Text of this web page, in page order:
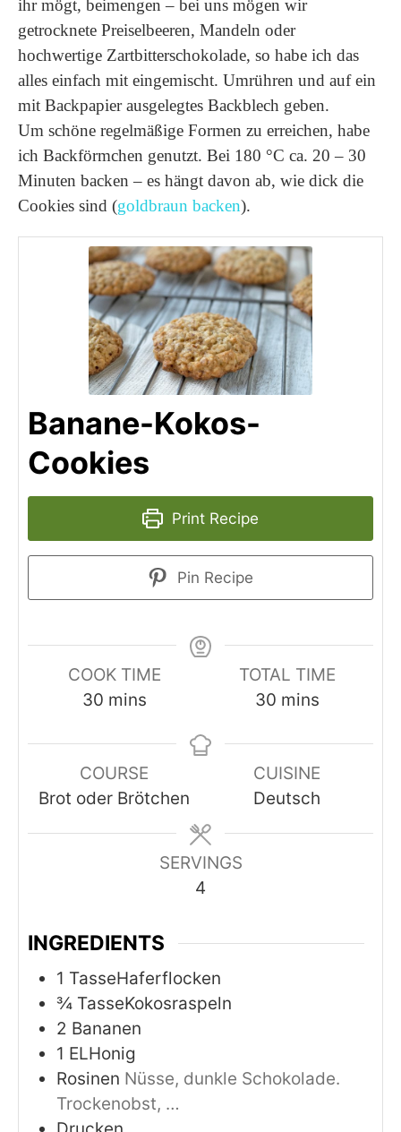
ihr mögt, beimengen – bei uns mögen wir
getrocknete Preiselbeeren, Mandeln oder
hochwertige Zartbitterschokolade, so habe ich das
alles einfach mit eingemischt. Umrühren und auf ein
mit Backpapier ausgelegtes Backblech geben.
Um schöne regelmäßige Formen zu erreichen, habe
ich Backförmchen genutzt. Bei 180 °C ca. 20 – 30
Minuten backen – es hängt davon ab, wie dick die
Cookies sind (goldbraun backen).
Banane-Kokos-
Cookies
Print Recipe
Pin Recipe
COOK TIME
30minutes
mins
TOTAL TIME
30minutes
mins
COURSE
Brot oder Brötchen
CUISINE
Deutsch
SERVINGS
4
INGREDIENTS
1 TasseHaferflocken
¾ TasseKokosraspeln
2 Bananen
1 ELHonig
Rosinen Nüsse, dunkle Schokolade.
Trockenobst, …